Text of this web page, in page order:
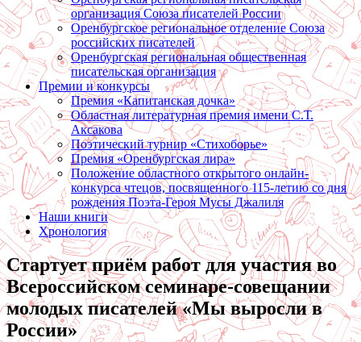
организация Союза писателей России
Оренбургское региональное отделение Союза
российских писателей
Оренбургская региональная общественная
писательская организация
Премии и конкурсы
Премия «Капитанская дочка»
Областная литературная премия имени С.Т.
Аксакова
Поэтический турнир «Стихоборье»
Премия «Оренбургская лира»
Положение областного открытого онлайн-
конкурса чтецов, посвященного 115-летию со дня
рождения Поэта-Героя Мусы Джалиля
Наши книги
Хронология
Стартует приём работ для участия во
Всероссийском семинаре-совещании
молодых писателей «Мы выросли в
России»